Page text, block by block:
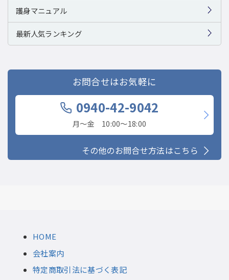
護身マニュアル
最新人気ランキング
お問合せはお気軽に
0940-42-9042
月〜金 10:00〜18:00
その他のお問合せ方法はこちら
HOME
会社案内
特定商取引法に基づく表記